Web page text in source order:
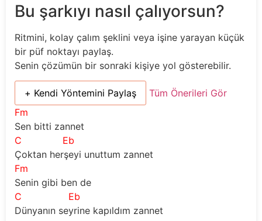
Bu şarkıyı nasıl çalıyorsun?
Ritmini, kolay çalım şeklini veya işine yarayan küçük
bir püf noktayı paylaş.
Senin çözümün bir sonraki kişiye yol gösterebilir.
+ Kendi Yöntemini Paylaş
Tüm Önerileri Gör
Fm
Sen bitti zannet
C
Eb
Çoktan herşeyi unuttum zannet
Fm
Senin gibi ben de
C
Eb
Dünyanın seyrine kapıldım zannet